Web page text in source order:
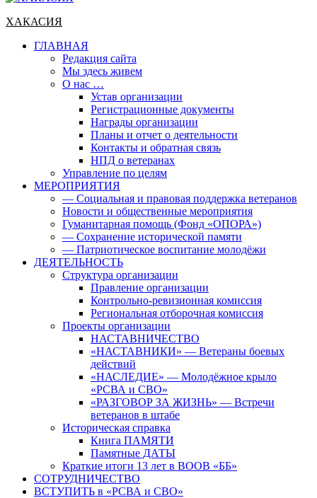
ХАКАСИЯ
ГЛАВНАЯ
Редакция сайта
Мы здесь живем
О нас …
Устав организации
Регистрационные документы
Награды организации
Планы и отчет о деятельности
Контакты и обратная связь
НПД о ветеранах
Управление по целям
МЕРОПРИЯТИЯ
— Социальная и правовая поддержка ветеранов
Новости и общественные мероприятия
Гуманитарная помощь (Фонд «ОПОРА»)
— Сохранение исторической памяти
— Патриотическое воспитание молодёжи
ДЕЯТЕЛЬНОСТЬ
Структура организации
Правление организации
Контрольно-ревизионная комиссия
Региональная отборочная комиссия
Проекты организации
НАСТАВНИЧЕСТВО
«НАСТАВНИКИ» — Ветераны боевых
действий
«НАСЛЕДИЕ» — Молодёжное крыло
«РСВА и СВО»
«РАЗГОВОР ЗА ЖИЗНЬ» — Встречи
ветеранов в штабе
Историческая справка
Книга ПАМЯТИ
Памятные ДАТЫ
Краткие итоги 13 лет в ВООВ «ББ»
СОТРУДНИЧЕСТВО
ВСТУПИТЬ в «РСВА и СВО»